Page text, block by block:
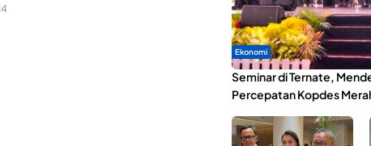
Ekonomi
Seminar di Ternate,
Percepatan Kopdes